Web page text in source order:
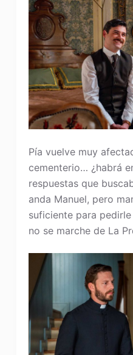
Pía vuelve muy
cementerio… ¿habrá
respuestas que
anda Manuel, pero
suficiente para
no se marche de La